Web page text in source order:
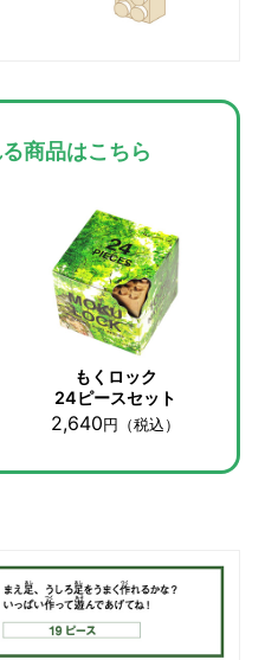
商品はこちら
もくロック
24ピースセット
2,640 円 （税込）